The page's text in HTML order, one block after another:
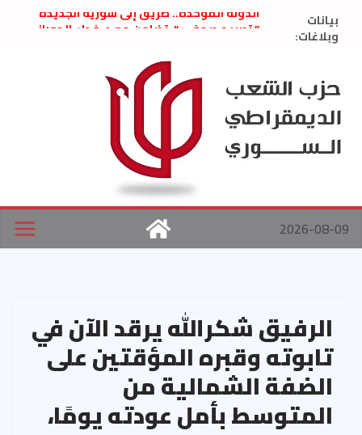
بيانات
وبلاغات:
الدولة الموحّدة.. طريق إلى سورية الجديدة
” تصريح صحفيّ “: تضامن مع د. فداء الحوراني
العام السابق لحزب الاتحاد الاشتراكي العربي
الديمقراطي
بلاغ صادر عن اجتماع اللجنة المركزية نيسان
2026
الحرب الأمريكية الإسرائيلية على نظام الملالي
في إيران .. بيان من حزب الشعب الديمقراطي
السوري
2026-08-09
الرفيق شكرالله يرقد الآن في
تابوته وقبره المؤقتين على
الضفة الشمالية من
المتوسط بأمل عودته يومًا،